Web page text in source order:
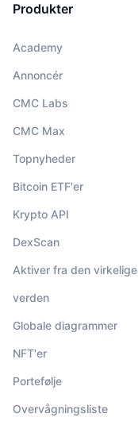
Produkter
Academy
Annoncér
CMC Labs
CMC Max
Topnyheder
Bitcoin ETF'er
Krypto API
DexScan
Aktiver fra den virkelige
verden
Globale diagrammer
NFT'er
Portefølje
Overvågningsliste